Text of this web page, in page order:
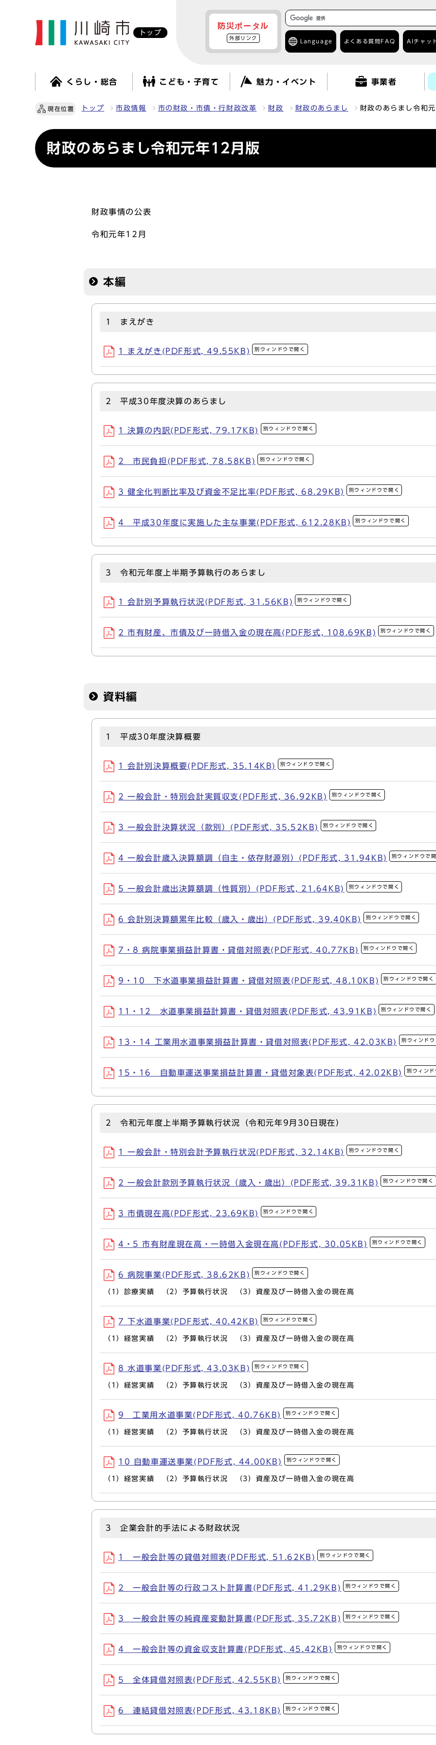
トップ
防災ポータル
外部リンク
Language よくある質問 FAQ AIチャッ
くらし・総合 こども・子育て 魅力・イベント 事業者
現在位置 トップ 市政情報 市の財政・市債・行財政改革 財政 財政のあらまし 財政のあらまし令和
財政のあらまし令和元年12月版
財政事情の公表
令和元年12月
本編
1 まえがき
1 まえがき(PDF形式, 49.55KB) 別ウィンドウで開く
2 平成30年度決算のあらまし
1 決算の内訳(PDF形式, 79.17KB) 別ウィンドウで開く
2 市民負担(PDF形式, 78.58KB) 別ウィンドウで開く
3 健全化判断比率及び資金不足比率(PDF形式, 68.29KB) 別ウィンドウで開く
4 平成30年度に実施した主な事業(PDF形式, 612.28KB) 別ウィンドウで開く
3 令和元年度上半期予算執行のあらまし
1 会計別予算執行状況(PDF形式, 31.56KB) 別ウィンドウで開く
2 市有財産、市債及び一時借入金の現在高(PDF形式, 108.69KB) 別ウィンドウで開く
資料編
1 平成30年度決算概要
1 会計別決算概要(PDF形式, 35.14KB) 別ウィンドウで開く
2 一般会計・特別会計実質収支(PDF形式, 36.92KB) 別ウィンドウで開く
3 一般会計決算状況（款別）(PDF形式, 35.52KB) 別ウィンドウで開く
4 一般会計歳入決算額調（自主・依存財源別）(PDF形式, 31.94KB) 別ウィンドウで
5 一般会計歳出決算額調（性質別）(PDF形式, 21.64KB) 別ウィンドウで開く
6 会計別決算額累年比較（歳入・歳出）(PDF形式, 39.40KB) 別ウィンドウで開く
7・8 病院事業損益計算書・貸借対照表(PDF形式, 40.77KB) 別ウィンドウで開く
9・10 下水道事業損益計算書・貸借対照表(PDF形式, 48.10KB) 別ウィンドウで開く
11・12 水道事業損益計算書・貸借対照表(PDF形式, 43.91KB) 別ウィンドウで開く
13・14 工業用水道事業損益計算書・貸借対照表(PDF形式, 42.03KB) 別ウィンド
15・16 自動車運送事業損益計算書・貸借対象表(PDF形式, 42.02KB) 別ウィン
2 令和元年度上半期予算執行状況（令和元年9月30日現在）
1 一般会計・特別会計予算執行状況(PDF形式, 32.14KB) 別ウィンドウで開く
2 一般会計款別予算執行状況（歳入・歳出）(PDF形式, 39.31KB) 別ウィンドウで開く
3 市債現在高(PDF形式, 23.69KB) 別ウィンドウで開く
4・5 市有財産現在高・一時借入金現在高(PDF形式, 30.05KB) 別ウィンドウで開く
6 病院事業(PDF形式, 38.62KB) 別ウィンドウで開く
（1）診療実績 （2）予算執行状況 （3）資産及び一時借入金の現在高
7 下水道事業(PDF形式, 40.42KB) 別ウィンドウで開く
（1）経営実績 （2）予算執行状況 （3）資産及び一時借入金の現在高
8 水道事業(PDF形式, 43.03KB) 別ウィンドウで開く
（1）経営実績 （2）予算執行状況 （3）資産及び一時借入金の現在高
9 工業用水道事業(PDF形式, 40.76KB) 別ウィンドウで開く
（1）経営実績 （2）予算執行状況 （3）資産及び一時借入金の現在高
10 自動車運送事業(PDF形式, 44.00KB) 別ウィンドウで開く
（1）経営実績 （2）予算執行状況 （3）資産及び一時借入金の現在高
3 企業会計的手法による財政状況
1 一般会計等の貸借対照表(PDF形式, 51.62KB) 別ウィンドウで開く
2 一般会計等の行政コスト計算書(PDF形式, 41.29KB) 別ウィンドウで開く
3 一般会計等の純資産変動計算書(PDF形式, 35.72KB) 別ウィンドウで開く
4 一般会計等の資金収支計算書(PDF形式, 45.42KB) 別ウィンドウで開く
5 全体貸借対照表(PDF形式, 42.55KB) 別ウィンドウで開く
6 連結貸借対照表(PDF形式, 43.18KB) 別ウィンドウで開く